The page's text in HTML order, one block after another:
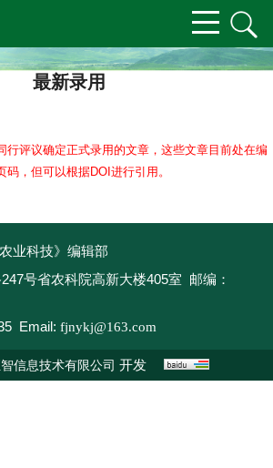
最新录用
行评议确定正式录用的文章，这些文章目前处在编
，但可以根据DOI进行引用。
业科技》编辑部
号省农科院高新大楼405室 邮编：
Email: fjnykj@163.com
信息技术有限公司 开发